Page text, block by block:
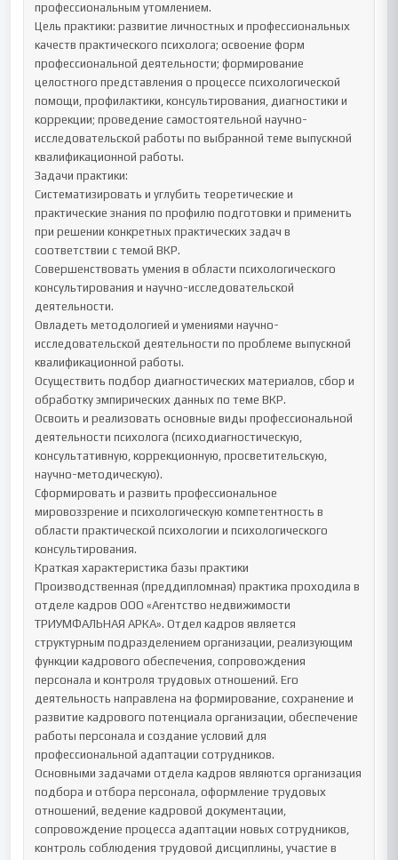
профессиональным утомлением.
Цель практики: развитие личностных и профессиональных
качеств практического психолога; освоение форм
профессиональной деятельности; формирование
целостного представления о процессе психологической
помощи, профилактики, консультирования, диагностики и
коррекции; проведение самостоятельной научно-
исследовательской работы по выбранной теме выпускной
квалификационной работы.
Задачи практики:
Систематизировать и углубить теоретические и
практические знания по профилю подготовки и применить
при решении конкретных практических задач в
соответствии с темой ВКР.
Совершенствовать умения в области психологического
консультирования и научно-исследовательской
деятельности.
Овладеть методологией и умениями научно-
исследовательской деятельности по проблеме выпускной
квалификационной работы.
Осуществить подбор диагностических материалов, сбор и
обработку эмпирических данных по теме ВКР.
Освоить и реализовать основные виды профессиональной
деятельности психолога (психодиагностическую,
консультативную, коррекционную, просветительскую,
научно-методическую).
Сформировать и развить профессиональное
мировоззрение и психологическую компетентность в
области практической психологии и психологического
консультирования.
Краткая характеристика базы практики
Производственная (преддипломная) практика проходила в
отделе кадров ООО «Агентство недвижимости
ТРИУМФАЛЬНАЯ АРКА». Отдел кадров является
структурным подразделением организации, реализующим
функции кадрового обеспечения, сопровождения
персонала и контроля трудовых отношений. Его
деятельность направлена на формирование, сохранение и
развитие кадрового потенциала организации, обеспечение
работы персонала и создание условий для
профессиональной адаптации сотрудников.
Основными задачами отдела кадров являются организация
подбора и отбора персонала, оформление трудовых
отношений, ведение кадровой документации,
сопровождение процесса адаптации новых сотрудников,
контроль соблюдения трудовой дисциплины, участие в